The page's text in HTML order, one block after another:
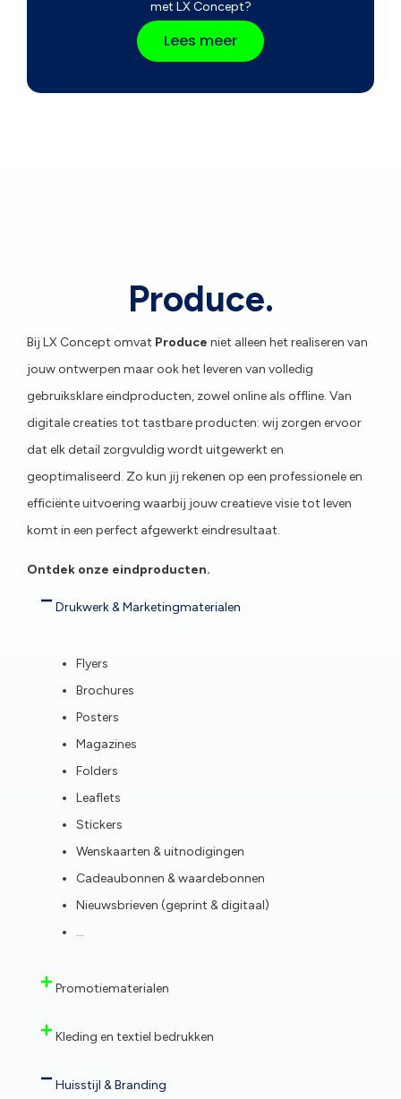
met LX Concept?
Lees meer
Produce.
Bij LX Concept omvat Produce niet alleen het realiseren van
jouw ontwerpen maar ook het leveren van volledig
gebruiksklare eindproducten, zowel online als offline. Van
digitale creaties tot tastbare producten: wij zorgen ervoor
dat elk detail zorgvuldig wordt uitgewerkt en
geoptimaliseerd. Zo kun jij rekenen op een professionele en
efficiënte uitvoering waarbij jouw creatieve visie tot leven
komt in een perfect afgewerkt eindresultaat.
Ontdek onze eindproducten.
Drukwerk & Marketingmaterialen
Flyers
Brochures
Posters
Magazines
Folders
Leaflets
Stickers
Wenskaarten & uitnodigingen
Cadeaubonnen & waardebonnen
Nieuwsbrieven (geprint & digitaal)
…
Promotiematerialen
Kleding en textiel bedrukken
Huisstijl & Branding